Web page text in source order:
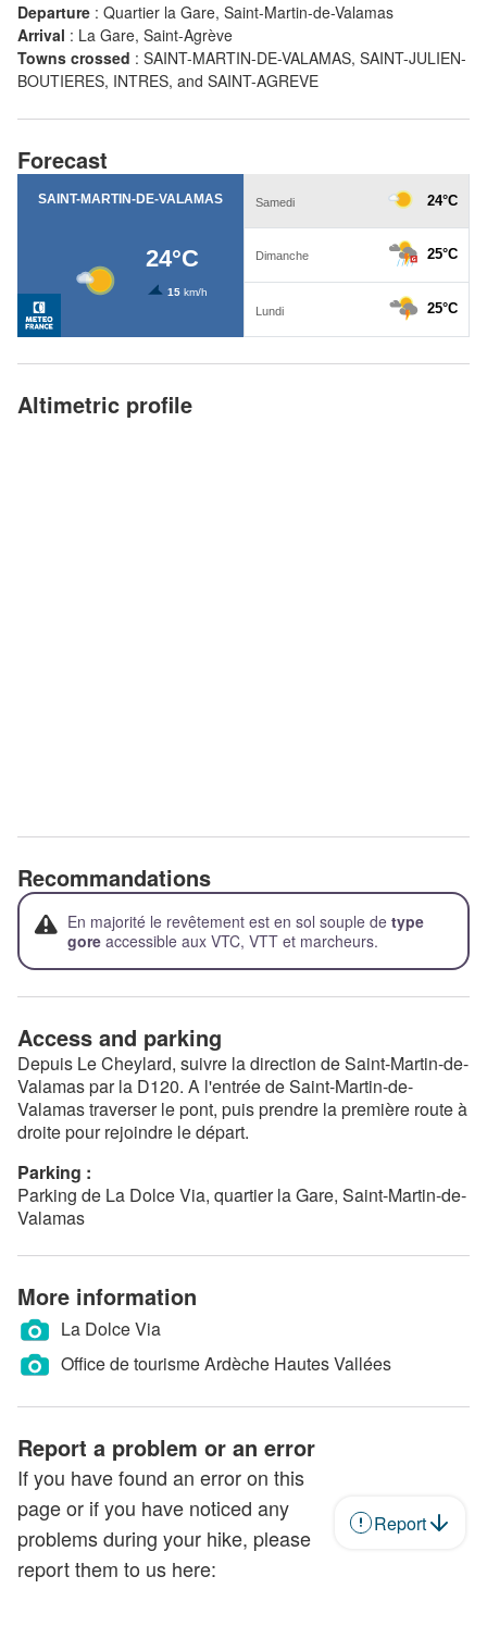
Departure : Quartier la Gare, Saint-Martin-de-Valamas
Arrival : La Gare, Saint-Agrève
Towns crossed : SAINT-MARTIN-DE-VALAMAS, SAINT-JULIEN-
BOUTIERES, INTRES, and SAINT-AGREVE
Forecast
Altimetric profile
Recommandations
En majorité le revêtement est en sol souple de type
gore accessible aux VTC, VTT et marcheurs.
Access and parking
Depuis Le Cheylard, suivre la direction de Saint-Martin-de-
Valamas par la D120. A l'entrée de Saint-Martin-de-
Valamas traverser le pont, puis prendre la première route à
droite pour rejoindre le départ.
Parking :
Parking de La Dolce Via, quartier la Gare, Saint-Martin-de-
Valamas
More information
La Dolce Via
Office de tourisme Ardèche Hautes Vallées
Report a problem or an error
If you have found an error on this
page or if you have noticed any
problems during your hike, please
report them to us here:
Report